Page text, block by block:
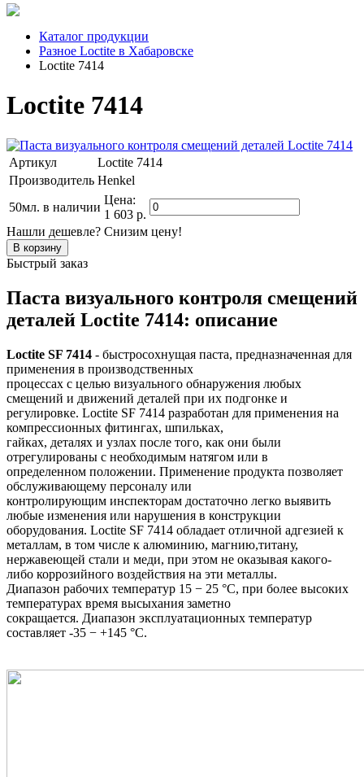
Каталог продукции
Разное Loctite в Хабаровске
Loctite 7414
Loctite 7414
Артикул
Loctite 7414
Производитель Henkel
50мл. в наличии
Цена:
1 603 р.
Нашли дешевле? Снизим цену!
Быстрый заказ
Паста визуального контроля смещений
деталей Loctite 7414: описание
Loctite SF 7414 - быстросохнущая паста, предназначенная для
применения в производственных
процессах с целью визуального обнаружения любых
смещений и движений деталей при их подгонке и
регулировке. Loctite SF 7414 разработан для применения на
компрессионных фитингах, шпильках,
гайках, деталях и узлах после того, как они были
отрегулированы с необходимым натягом или в
определенном положении. Применение продукта позволяет
обслуживающему персоналу или
контролирующим инспекторам достаточно легко выявить
любые изменения или нарушения в конструкции
оборудования. Loctite SF 7414 обладает отличной адгезией к
металлам, в том числе к алюминию, магнию,титану,
нержавеющей стали и меди, при этом не оказывая какого-
либо коррозийного воздействия на эти металлы.
Диапазон рабочих температур 15 − 25 °C, при более высоких
температурах время высыхания заметно
сокращается. Диапазон эксплуатационных температур
составляет -35 − +145 °C.